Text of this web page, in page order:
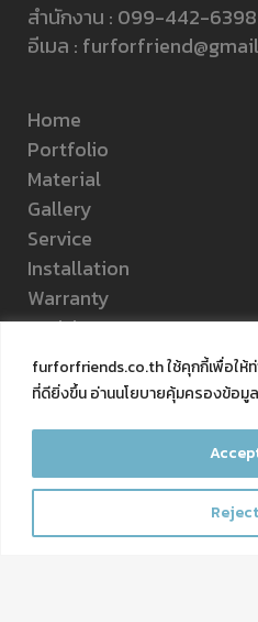
furforfriends.co.th ใช้คุกกี้เพื่อให้
ที่ดียิ่งขึ้น อ่านนโยบายคุ้มครองข้อ
สำนักงาน : 099-442-6398
อีเมล :
Home
Portfolio
Material
Gallery
Service
Installation
Warranty
Article
About Us
Q&A